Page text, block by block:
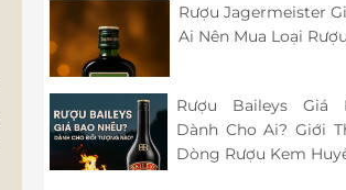
Rượu Jagermeister
Ai Nên Mua Loại
Rượu Baileys Giá
Dành Cho Ai? Giới
Dòng Rượu Kem